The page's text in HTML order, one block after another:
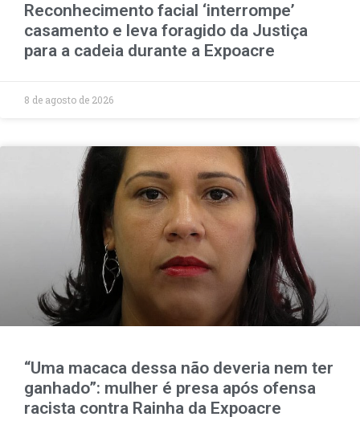
Reconhecimento facial ‘interrompe’
casamento e leva foragido da Justiça
para a cadeia durante a Expoacre
8 de agosto de 2026
“Uma macaca dessa não deveria nem ter
ganhado”: mulher é presa após ofensa
racista contra Rainha da Expoacre